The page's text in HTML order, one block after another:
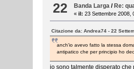
22 Banda Larga / Re:
«il: 23 Settembre 2008,
Citazione da: Andrea74 - 22
anch'io avevo fatto la stessa
antipatico che per principio ho
io sono talmente disperato